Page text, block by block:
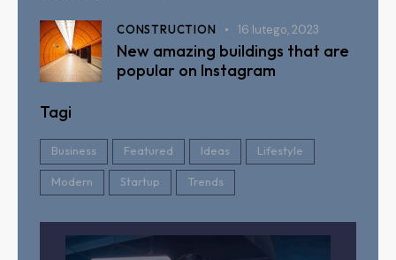
CONSTRUCTION 16 lutego, 2023
New amazing buildings that are
popular on Instagram
Tagi
Business Featured Ideas Lifestyle
Modern Startup Trends